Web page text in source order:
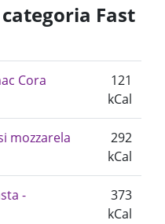
Fast
Cora
121
kCal
mozzarela
292
kCal
-
373
kCal